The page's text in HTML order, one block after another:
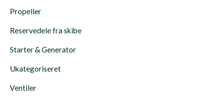
Propeller
Reservedele fra skibe
Starter & Generator
Ukategoriseret
Ventiler